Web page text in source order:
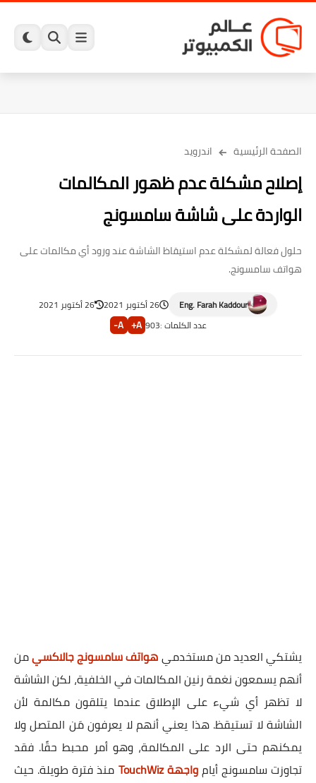
الصفحة الرئيسية اندرويد
إصلاح مشكلة عدم ظهور المكالمات
الواردة على شاشة سامسونج
حلول فعالة لمشكلة عدم استيقاظ الشاشة عند ورود أي مكالمات على
هواتف سامسونج.
Eng. Farah Kaddour 26 أكتوبر 2021
26 أكتوبر 2021
عدد الكلمات :903
A+
A-
يشتكي العديد من مستخدميهواتف سامسونج جالاكسيمن
أنهم يسمعون نغمة رنين المكالمات في الخلفية، لكن الشاشة
لا ​​تظهر أي شيء على الإطلاق عندما يتلقون مكالمة لأن
الشاشة لا تستيقظ. هذا يعني أنهم لا يعرفون مَن المتصل ولا
يمكنهم حتى الرد على المكالمة، وهو أمر محبط حقًا. فقد
تجاوزت سامسونج أيامواجهة TouchWiz
منذ فترة طويلة. حيث